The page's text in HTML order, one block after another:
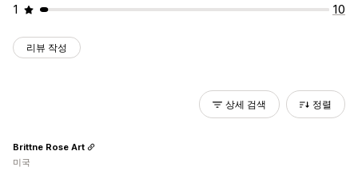
1
10
리뷰 작성
상세 검색 정렬
Brittne Rose Art
미국